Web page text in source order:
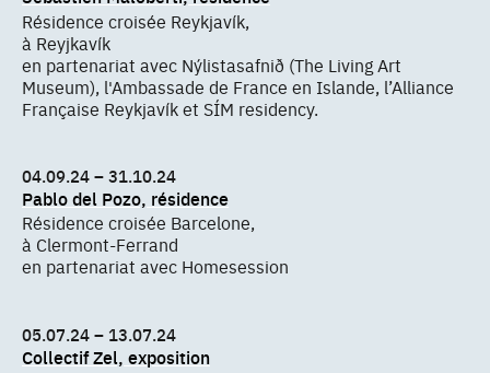
Résidence croisée Reykjavík,
à Reyjkavík
en partenariat avec Nýlistasafnið (The Living Art
Museum), l'Ambassade de France en Islande, l’Alliance
Française Reykjavík et SÍM residency.
04.09.24 – 31.10.24
Pablo del Pozo, résidence
Résidence croisée Barcelone,
à Clermont-Ferrand
en partenariat avec Homesession
05.07.24 – 13.07.24
Collectif Zel, exposition